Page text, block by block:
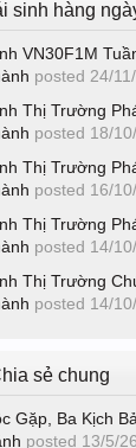
sinh hàng
VN30F1M
posted 24/
Thị Trường
posted 18/
Thị Trường
posted 16/
Thị Trường
posted 14/
Thị Trường
posted 14/
sẻ chung
Gặp, Ba Kịch
posted 13/5/26